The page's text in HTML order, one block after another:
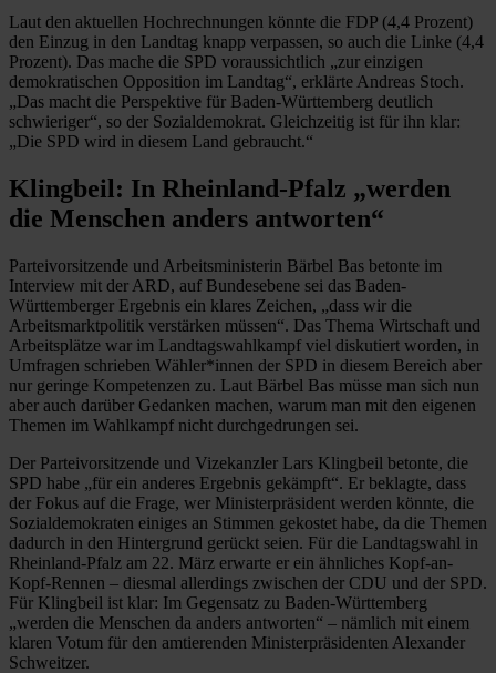
Laut den aktuellen Hochrechnungen könnte die FDP (4,4 Prozent)
den Einzug in den Landtag knapp verpassen, so auch die Linke (4,4
Prozent). Das mache die SPD voraussichtlich „zur einzigen
demokratischen Opposition im Landtag“, erklärte Andreas Stoch.
„Das macht die Perspektive für Baden-Württemberg deutlich
schwieriger“, so der Sozialdemokrat. Gleichzeitig ist für ihn klar:
„Die SPD wird in diesem Land gebraucht.“
Klingbeil: In Rheinland-Pfalz „werden
die Menschen anders antworten“
Parteivorsitzende und Arbeitsministerin Bärbel Bas betonte im
Interview mit der ARD, auf Bundesebene sei das Baden-
Württemberger Ergebnis ein klares Zeichen, „dass wir die
Arbeitsmarktpolitik verstärken müssen“. Das Thema Wirtschaft und
Arbeitsplätze war im Landtagswahlkampf viel diskutiert worden, in
Umfragen schrieben Wähler*innen der SPD in diesem Bereich aber
nur geringe Kompetenzen zu. Laut Bärbel Bas müsse man sich nun
aber auch darüber Gedanken machen, warum man mit den eigenen
Themen im Wahlkampf nicht durchgedrungen sei.
Der Parteivorsitzende und Vizekanzler Lars Klingbeil betonte, die
SPD habe „für ein anderes Ergebnis gekämpft“. Er beklagte, dass
der Fokus auf die Frage, wer Ministerpräsident werden könnte, die
Sozialdemokraten einiges an Stimmen gekostet habe, da die Themen
dadurch in den Hintergrund gerückt seien. Für die Landtagswahl in
Rheinland-Pfalz am 22. März erwarte er ein ähnliches Kopf-an-
Kopf-Rennen – diesmal allerdings zwischen der CDU und der SPD.
Für Klingbeil ist klar: Im Gegensatz zu Baden-Württemberg
„werden die Menschen da anders antworten“ – nämlich mit einem
klaren Votum für den amtierenden Ministerpräsidenten Alexander
Schweitzer.